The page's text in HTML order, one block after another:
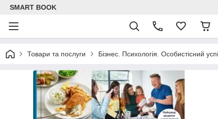
SMART BOOK
Товари та послуги Бізнес. Психологія. Особистісний